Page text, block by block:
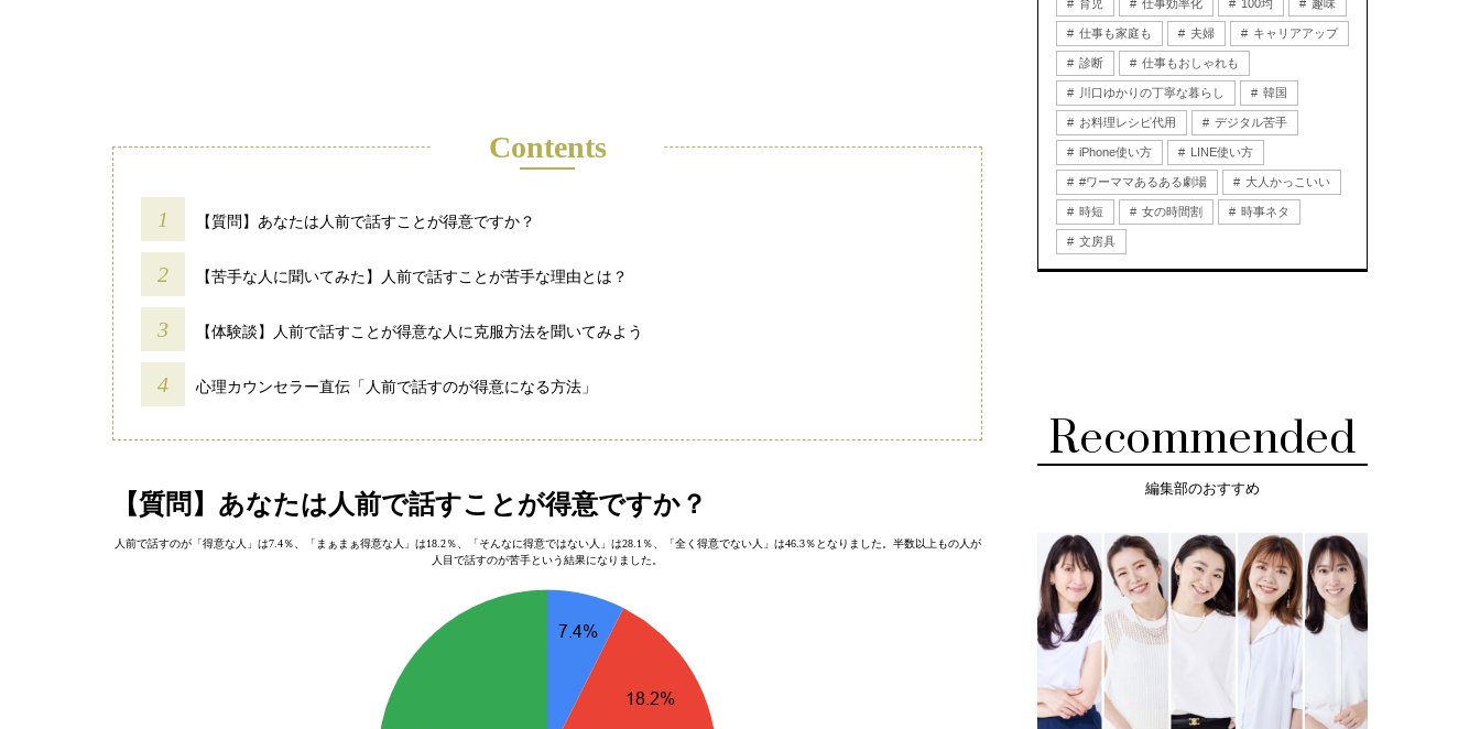
Contents
【質問】あなたは人前で話すことが得意ですか？
【苦手な人に聞いてみた】人前で話すことが苦手な理由とは？
【体験談】人前で話すことが得意な人に克服方法を聞いてみよう
心理カウンセラー直伝「人前で話すのが得意になる方法」
【質問】あなたは人前で話すことが得意ですか？
人前で話すのが「得意な人」は7.4％、「まぁまぁ得意な人」は18.2％、「そんなに得意ではない人」は28.1％、「全く得意でない人」は46.3％となりました。半数以上もの人が
人目で話すのが苦手という結果になりました。
育児 仕事効率化 100均 趣味
仕事も家庭も 夫婦 キャリアアップ
診断 仕事もおしゃれも
川口ゆかりの丁寧な暮らし 韓国
お料理レシピ代用 デジタル苦手
iPhone使い方 LINE使い方
#ワーママあるある劇場 大人かっこいい
時短 女の時間割 時事ネタ
文房具
Recommended
編集部のおすすめ